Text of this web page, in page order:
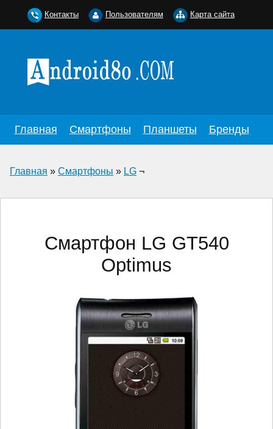
Главная Смартфоны Планшеты Бренды
Главная » Смартфоны » LG ¬
Смартфон LG GT540
Optimus
Контакты Пользователям Карта сайта